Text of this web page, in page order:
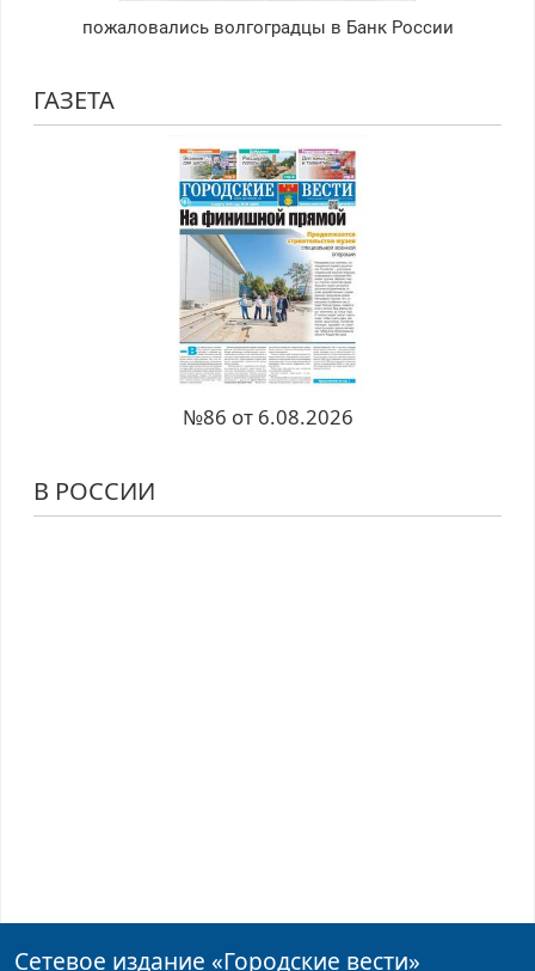
пожаловались волгоградцы в Банк России
ГАЗЕТА
№86 от 6.08.2026
В РОССИИ
Сетевое издание «Городские вести»